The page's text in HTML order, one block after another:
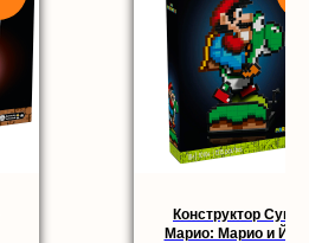
Конструктор Супер
Марио: Марио и